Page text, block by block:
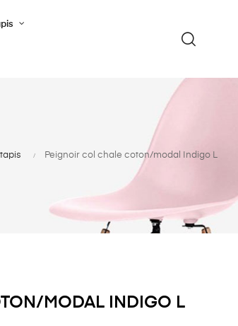
Peignoir col chale coton/modal Indigo L
MODAL INDIGO L